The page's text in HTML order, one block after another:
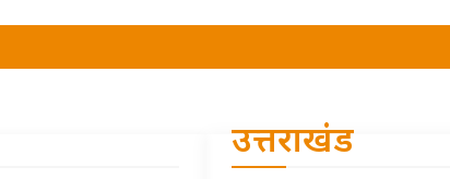
उत्तराखंड